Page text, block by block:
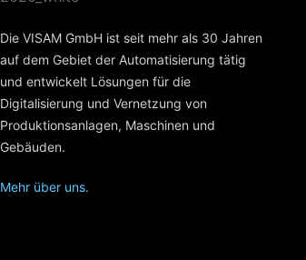
Die VISAM GmbH ist seit mehr als 30 Jahren
auf dem Gebiet der Automatisierung tätig
und entwickelt Lösungen für die
Digitalisierung und Vernetzung von
Produktionsanlagen, Maschinen und
Gebäuden.
Mehr über uns.